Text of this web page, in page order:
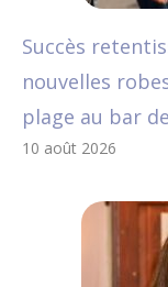
Succès
nouvelles
plage au bar
10 août 2026